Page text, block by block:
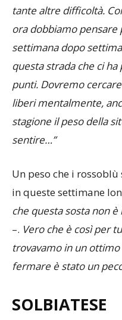
tante altre difficoltà.
ora dobbiamo
settimana dopo
questa strada che ci
punti. Dovremo
liberi mentalmente,
stagione il peso della
sentire…”
Un peso che i
in queste settimane
che questa sosta non
–. Vero che è così per
trovavamo in un
fermare è stato un
SOLBIATESE